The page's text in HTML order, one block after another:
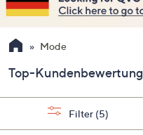
sind,
verwenden
Sie
Pfeiltasten
nach
und
Mode
Top-Kundenbewertung
Filter (5)